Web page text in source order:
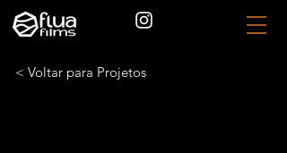
< Voltar para Projetos